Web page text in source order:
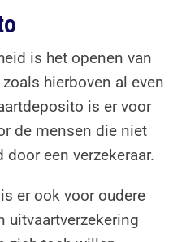
is het openen van
hierboven al even
is er voor
de mensen die niet
een verzekeraar.
er ook voor oudere
uitvaartverzekering